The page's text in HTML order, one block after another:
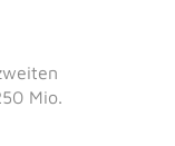
Mio.